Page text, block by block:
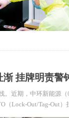
挂牌明责警
。近期，中环新能源
（Lock-Out/Tag-Out）